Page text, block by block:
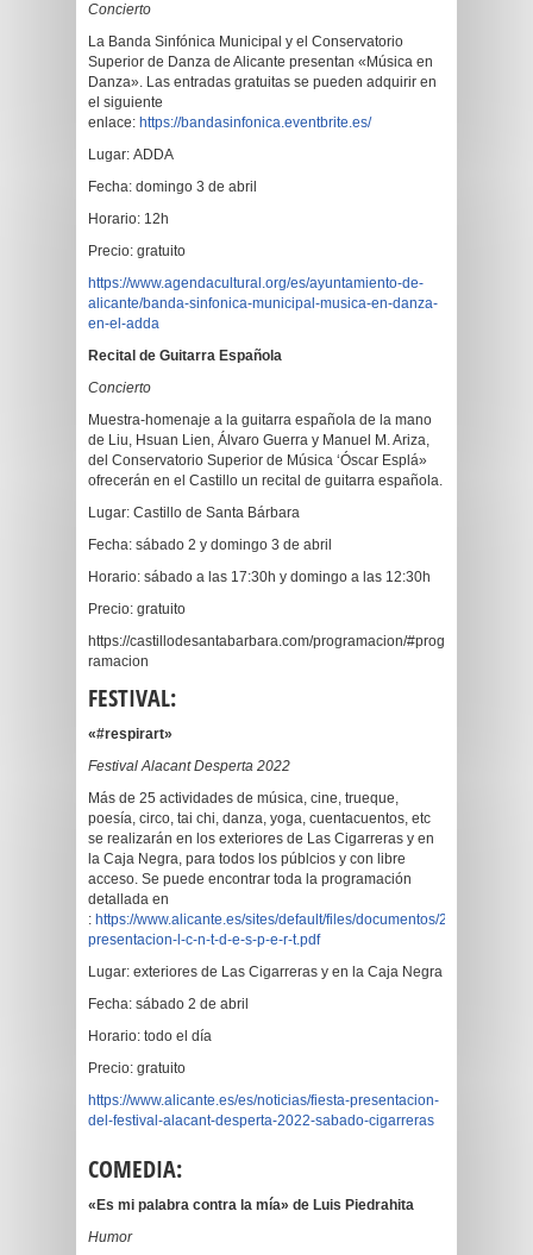
Concierto
La Banda Sinfónica Municipal y el Conservatorio
Superior de Danza de Alicante presentan «Música en
Danza». Las entradas gratuitas se pueden adquirir en
el siguiente
enlace: https://bandasinfonica.eventbrite.es/
Lugar: ADDA
Fecha: domingo 3 de abril
Horario: 12h
Precio: gratuito
https://www.agendacultural.org/es/ayuntamiento-de-
alicante/banda-sinfonica-municipal-musica-en-danza-
en-el-adda
Recital de Guitarra Española
Concierto
Muestra-homenaje a la guitarra española de la mano
de Liu, Hsuan Lien, Álvaro Guerra y Manuel M. Ariza,
del Conservatorio Superior de Música ‘Óscar Esplá»
ofrecerán en el Castillo un recital de guitarra española.
Lugar: Castillo de Santa Bárbara
Fecha: sábado 2 y domingo 3 de abril
Horario: sábado a las 17:30h y domingo a las 12:30h
Precio: gratuito
https://castillodesantabarbara.com/programacion/#prog
ramacion
FESTIVAL:
«#respirart»
Festival Alacant Desperta 2022
Más de 25 actividades de música, cine, trueque,
poesía, circo, tai chi, danza, yoga, cuentacuentos, etc
se realizarán en los exteriores de Las Cigarreras y en
la Caja Negra, para todos los públcios y con libre
acceso. Se puede encontrar toda la programación
detallada en
: https://www.alicante.es/sites/default/files/documentos/202203/fiesta-
presentacion-l-c-n-t-d-e-s-p-e-r-t.pdf
Lugar: exteriores de Las Cigarreras y en la Caja Negra
Fecha: sábado 2 de abril
Horario: todo el día
Precio: gratuito
https://www.alicante.es/es/noticias/fiesta-presentacion-
del-festival-alacant-desperta-2022-sabado-cigarreras
COMEDIA:
«Es mi palabra contra la mía» de Luis Piedrahita
Humor